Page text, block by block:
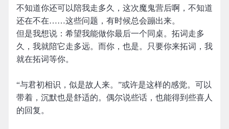
不知道你还可以陪我走多久，这次魔鬼营后啊，不知道
还在不在……这些问题，有时候总会蹦出来。
但是我想说：希望我能做你最后一个同桌。拓词走多
久，我就陪它走多远。而你，也是。只要你来拓词，我
就在拓词等你。
“与君初相识，似是故人来。”或许是这样的感觉。可以
带着，沉默也是舒适的。偶尔说些话，也能得到些喜人
的回复。